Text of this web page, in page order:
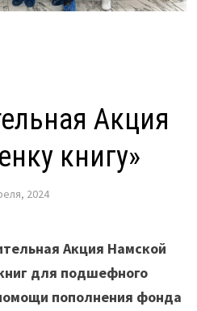
Акция
книгу»
2024
Акция Намской
для подшефного
пополнения фонда